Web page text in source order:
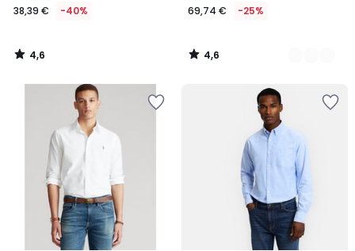
38,39 € -40%
4,6
/
69,74 € -25%
4,6
/